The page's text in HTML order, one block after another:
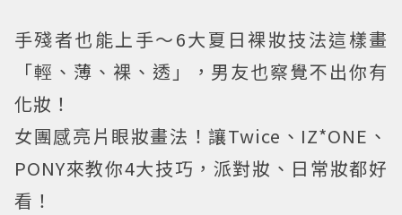
手殘者也能上手～6大夏日裸妝技法這樣畫
「輕、薄、裸、透」，男友也察覺不出你有
化妝！
女團感亮片眼妝畫法！讓Twice、IZ*ONE、
PONY來教你4大技巧，派對妝、日常妝都好
看！